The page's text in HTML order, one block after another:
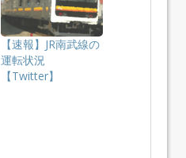
【速報】JR南武線の
運転状況
【Twitter】